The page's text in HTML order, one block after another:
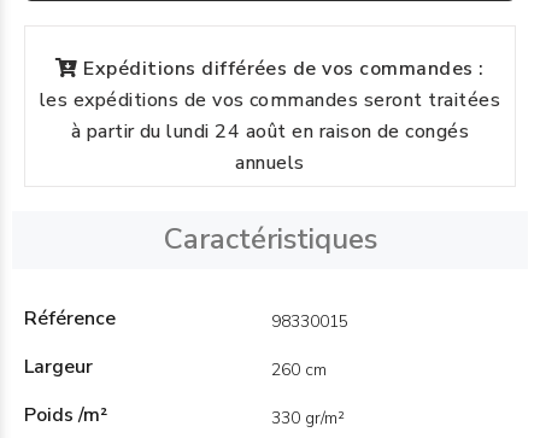
Expéditions différées de vos commandes :
les expéditions de vos commandes seront traitées
à partir du lundi 24 août en raison de congés
annuels
Caractéristiques
Référence 98330015
Largeur 260 cm
Poids /m² 330 gr/m²